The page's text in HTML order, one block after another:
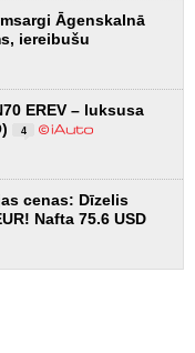
Āgenskalnā
iereibušu
EREV – luksusa
4
cenas: Dīzelis
Nafta 75.6 USD